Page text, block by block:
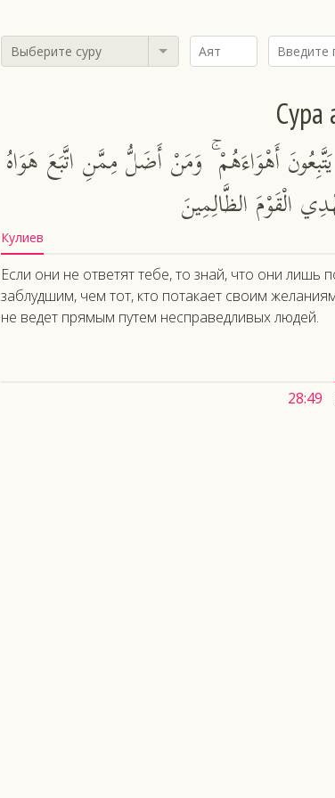
Выберите суру
Сура
أَهْوَاءَهُمْ ۚ وَمَنْ أَضَلُّ مِمَّنِ اتَّبَعَ هَوَاهُ
الْقَوْمَ الظَّالِمِينَ
Кулиев
Если они не ответят тебе, то знай, что они
заблудшим, чем тот, кто потакает своим
не ведет прямым путем несправедливых людей.
28:49